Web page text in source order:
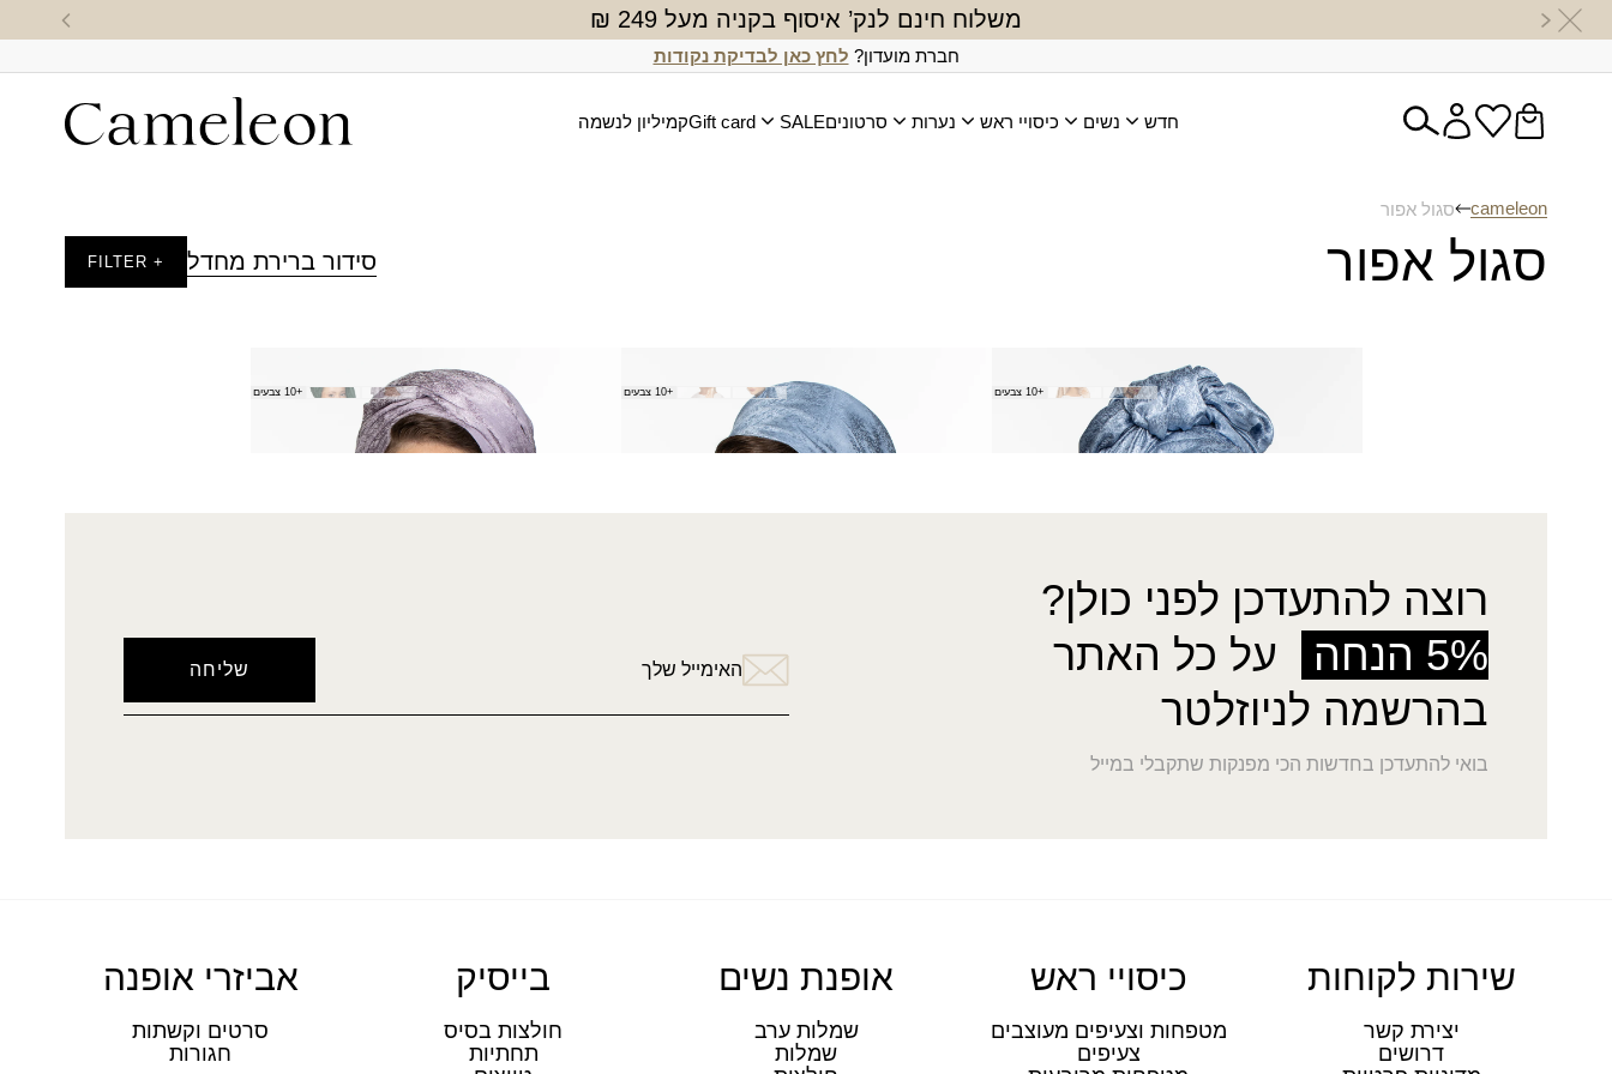
משלוח חינם לנק’ איסוף בקניה מעל 249 ₪
חברת מועדון? לחץ כאן לבדיקת נקודות
חדש נשים כיסויי ראש נערות סרטוניםSALE
Gift cardקמיליון לנשמה
cameleon סגול אפור
סגול אפור סידור ברירת מחדל + FILTER
מטפחת רחלי
+10 צבעים
מרובע קטן רחלי
+10 צבעים +10 צבעים
רוצה להתעדכן לפני כולן?
5% הנחה
על כל האתר
בהרשמה לניוזלטר
בואי להתעדכן בחדשות הכי מפנקות שתקבלי במייל
האימייל שלך
שירות לקוחות
יצירת קשר
דרושים
כיסויי ראש
מטפחות וצעיפים מעוצבים
צעיפים
אופנת נשים
שמלות ערב
שמלות
בייסיק
חולצות בסיס
תחתיות
אביזרי אופנה
סרטים וקשתות
חגורות